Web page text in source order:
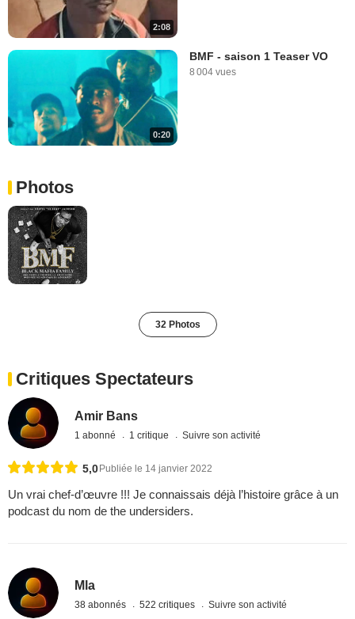
2:08
0:20
BMF - saison 1 Teaser VO
8 004 vues
Photos
32 Photos
Critiques Spectateurs
Amir Bans
1 abonné 1 critique Suivre son activité
5,0Publiée le 14 janvier 2022
Un vrai chef-d’œuvre !!! Je connaissais déjà l’histoire grâce à un
podcast du nom de the undersiders.
Mla
38 abonnés 522 critiques Suivre son activité